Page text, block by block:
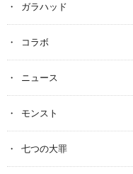
ガラハッド
コラボ
ニュース
モンスト
七つの大罪